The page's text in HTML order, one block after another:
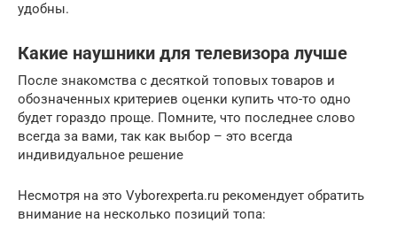
удобны.
Какие наушники для телевизора лучше
После знакомства с десяткой топовых товаров и
обозначенных критериев оценки купить что-то одно
будет гораздо проще. Помните, что последнее слово
всегда за вами, так как выбор – это всегда
индивидуальное решение
Несмотря на это Vyborexperta.ru рекомендует обратить
внимание на несколько позиций топа: